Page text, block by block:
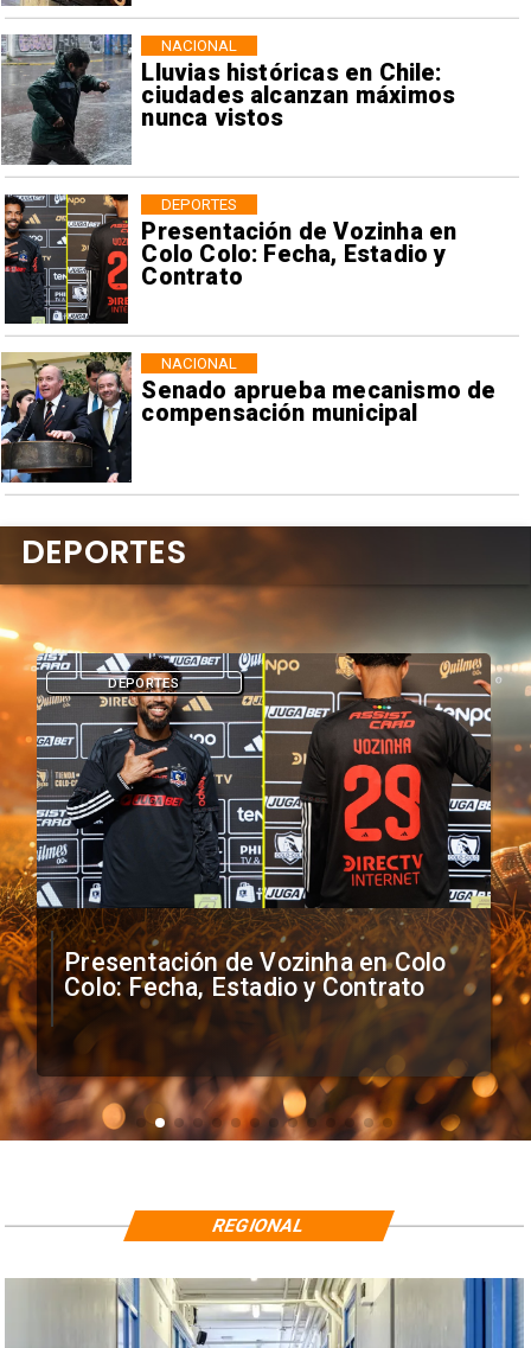
Lluvias históricas en Chile:
ciudades alcanzan máximos
nunca vistos
NACIONAL
Presentación de Vozinha en
Colo Colo: Fecha, Estadio y
Contrato
DEPORTES
Senado aprueba mecanismo de
compensación municipal
NACIONAL
Presentación de Vozinha en Colo
Colo: Fecha, Estadio y Contrato
DEPORTES
DEPORTES
REGIONAL